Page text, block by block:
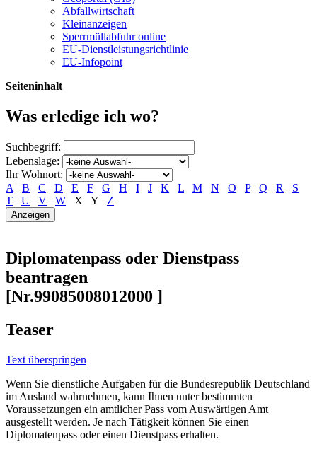
Abfallwirtschaft
Kleinanzeigen
Sperrmüllabfuhr online
EU-Dienstleistungsrichtlinie
EU-Infopoint
Seiteninhalt
Was erledige ich wo?
Suchbegriff:
Lebenslage:
Ihr Wohnort:
A
B C D E F G H I J K L M N O P Q R
S
T
U V W X Y Z
Diplomatenpass oder Dienstpass
beantragen
[Nr.99085008012000 ]
Teaser
Text überspringen
Wenn Sie dienstliche Aufgaben für die Bundesrepublik Deutschland
im Ausland wahrnehmen, kann Ihnen unter bestimmten
Voraussetzungen ein amtlicher Pass vom Auswärtigen Amt
ausgestellt werden. Je nach Tätigkeit können Sie einen
Diplomatenpass oder einen Dienstpass erhalten.